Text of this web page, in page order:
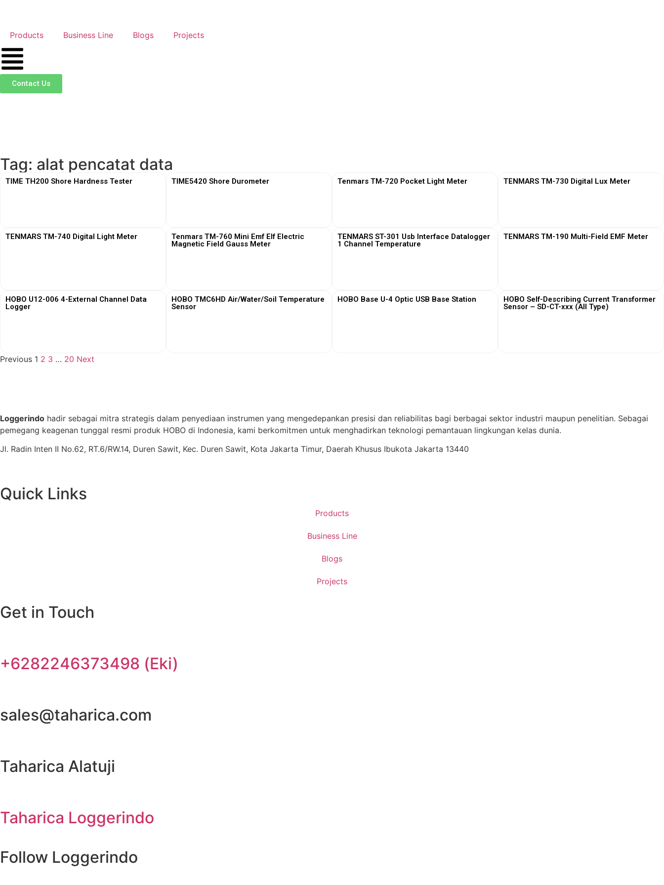
Products Business Line Blogs Projects
Contact Us
Tag: alat pencatat data
TIME TH200 Shore Hardness Tester TIME5420 Shore Durometer Tenmars TM-720 Pocket Light Meter TENMARS TM-730 Digital Lux Meter
TENMARS TM-740 Digital Light Meter
Tenmars TM-760 Mini Emf Elf Electric
Magnetic Field Gauss Meter
TENMARS ST-301 Usb Interface Datalogger
1 Channel Temperature
TENMARS TM-190 Multi-Field EMF Meter
HOBO U12-006 4-External Channel Data
Logger
HOBO TMC6HD Air/Water/Soil Temperature
Sensor
HOBO Base U-4 Optic USB Base Station
HOBO Self-Describing Current Transformer
Sensor – SD-CT-xxx (All Type)
Previous 1 2 3 … 20 Next
Loggerindo hadir sebagai mitra strategis dalam penyediaan instrumen yang mengedepankan presisi dan reliabilitas bagi berbagai sektor industri maupun penelitian. Sebagai
pemegang keagenan tunggal resmi produk HOBO di Indonesia, kami berkomitmen untuk menghadirkan teknologi pemantauan lingkungan kelas dunia.
Jl. Radin Inten II No.62, RT.6/RW.14, Duren Sawit, Kec. Duren Sawit, Kota Jakarta Timur, Daerah Khusus Ibukota Jakarta 13440
Quick Links
Products
Business Line
Blogs
Projects
Get in Touch
+6282246373498 (Eki)
sales@taharica.com
Taharica Alatuji
Taharica Loggerindo
Follow Loggerindo